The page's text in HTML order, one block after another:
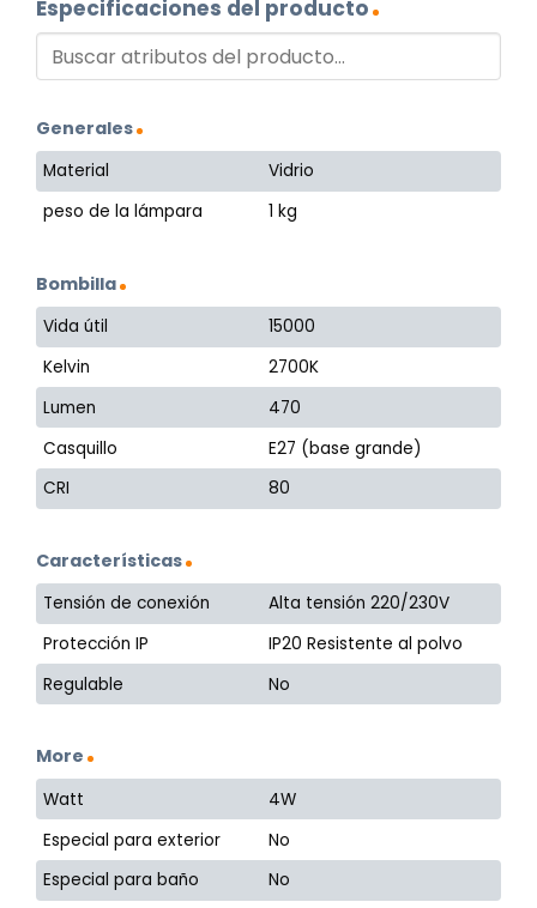
Especificaciones del producto
Generales
Material
Vidrio
peso de la lámpara
1 kg
Bombilla
Vida útil
15000
Kelvin
2700K
Lumen
470
Casquillo
E27 (base grande)
CRI
80
Características
Tensión de conexión
Alta tensión 220/230V
Protección IP
IP20 Resistente al polvo
Regulable
No
More
Watt
4W
Especial para exterior
No
Especial para baño
No